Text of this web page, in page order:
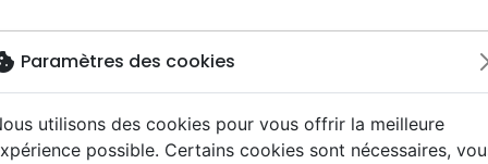
NouveautésBiblesLivres eBooksJeunesse
Paramètres des cookies
utilisons des cookies pour vous offrir la meilleure
possible. Certains cookies sont nécessaires,